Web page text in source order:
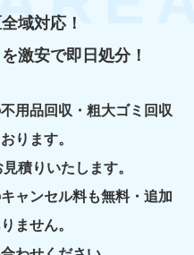
域対応！
激安で即日処分！
用品回収・粗大ゴミ回収
ります。
積りいたします。
ャンセル料も無料・追加
ません。